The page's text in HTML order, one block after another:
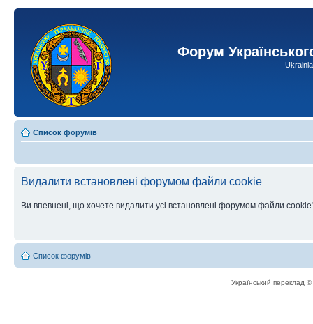
Форум
Список форумів
Видалити встановлені форумом файли cookie
Ви впевнені, що хочете видалити усі встановлені форумом файли
Список форумів
Український переклад